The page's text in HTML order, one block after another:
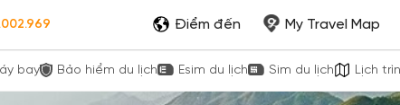
Điểm đến My Travel Map
bay Bảo hiểm du lịch Esim du lịch Sim du lịch Lịch